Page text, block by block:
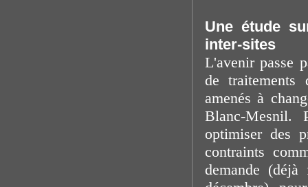
Une étude
inter-sites
L'avenir passe
de traitements
amenés à
Blanc-Mesnil.
optimiser des
contraints
demande